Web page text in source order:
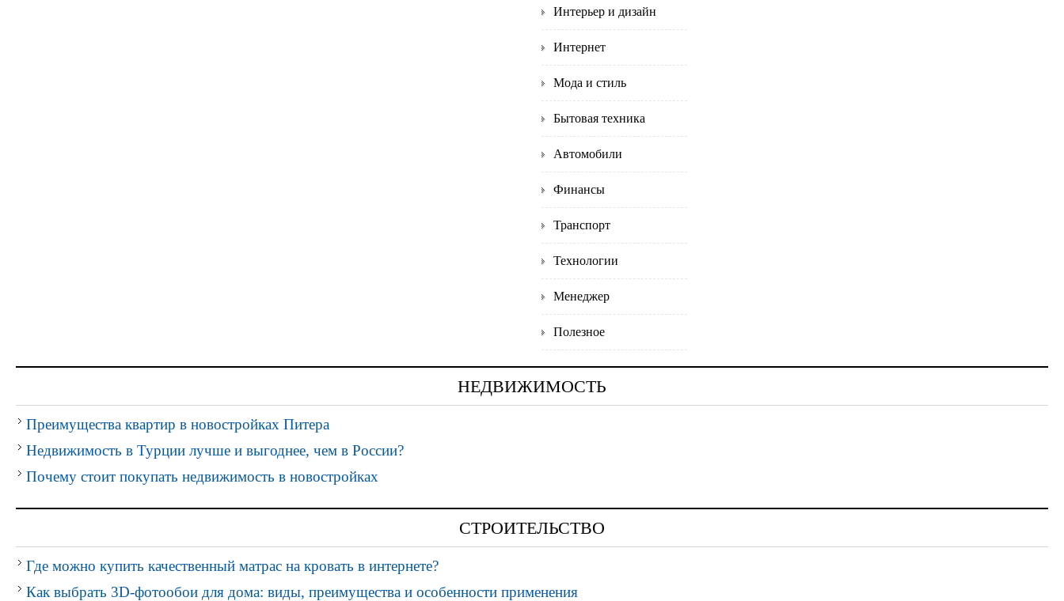
Интерьер и дизайн
Интернет
Мода и стиль
Бытовая техника
Автомобили
Финансы
Транспорт
Технологии
Менеджер
Полезное
НЕДВИЖИМОСТЬ
Преимущества квартир в новостройках Питера
Недвижимость в Турции лучше и выгоднее, чем в России?
Почему стоит покупать недвижимость в новостройках
СТРОИТЕЛЬСТВО
Где можно купить качественный матрас на кровать в интернете?
Как выбрать 3D-фотообои для дома: виды, преимущества и особенности применения